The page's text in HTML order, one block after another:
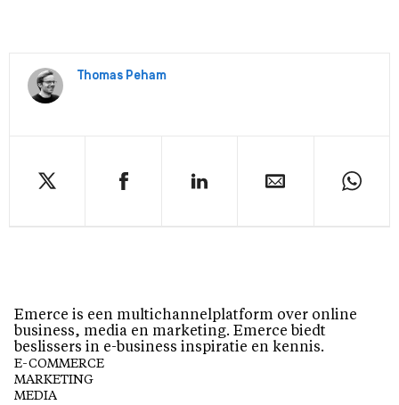
Thomas Peham
Emerce is een multichannelplatform over online
business, media en marketing. Emerce biedt
beslissers in e-business inspiratie en kennis.
E-COMMERCE
MARKETING
MEDIA